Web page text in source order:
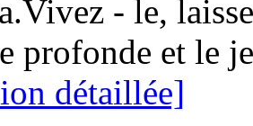
- le,
profonde et le
détaillée]